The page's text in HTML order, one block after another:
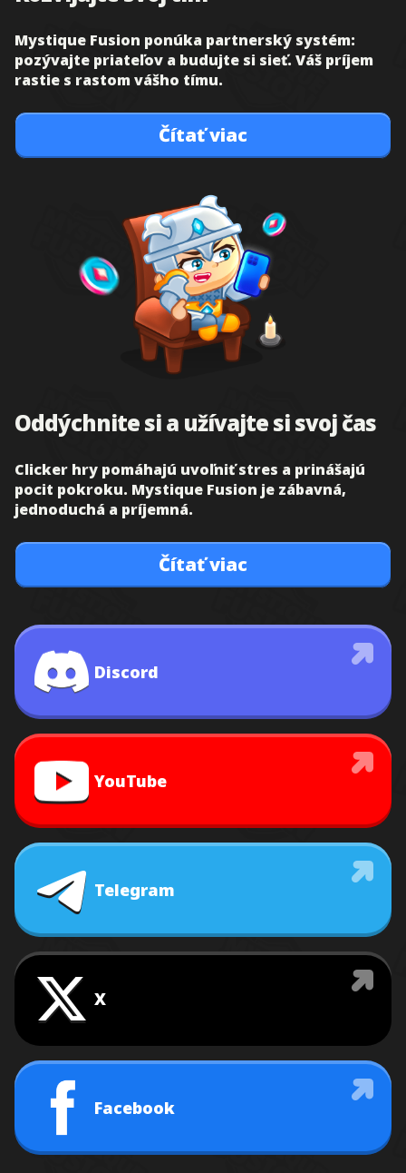
Mystique Fusion ponúka partnerský systém:
pozývajte priateľov a budujte si sieť. Váš príjem
rastie s rastom vášho tímu.
Čítať viac
Oddýchnite si a užívajte si svoj čas
Clicker hry pomáhajú uvoľniť stres a prinášajú
pocit pokroku. Mystique Fusion je zábavná,
jednoduchá a príjemná.
Čítať viac
Discord
YouTube
Telegram
X
Facebook